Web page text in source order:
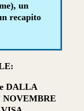
un
recapito
DALLA